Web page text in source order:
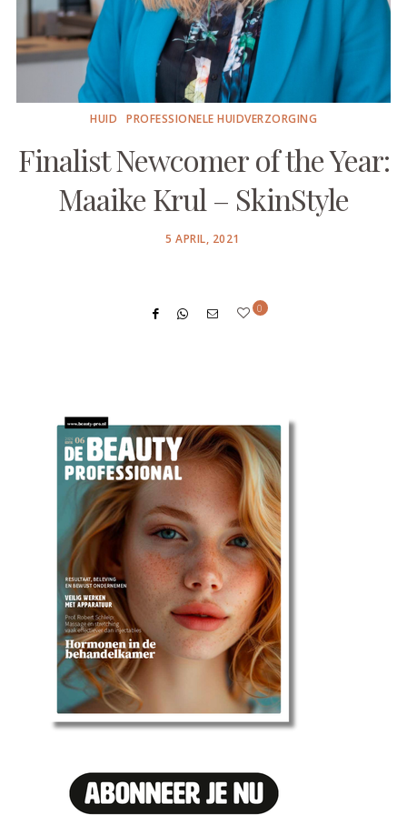
HUID PROFESSIONELE HUIDVERZORGING
Finalist Newcomer of the Year:
Maaike Krul – SkinStyle
POSTED
5 APRIL, 2021
0